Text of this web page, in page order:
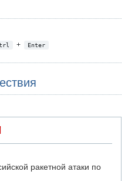
+ Enter
ракетной атаки по